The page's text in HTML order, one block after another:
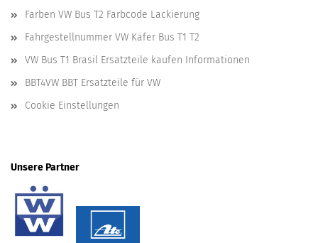
Farben VW Bus T2 Farbcode Lackierung
Fahrgestellnummer VW Käfer Bus T1 T2
VW Bus T1 Brasil Ersatzteile kaufen Informationen
BBT4VW BBT Ersatzteile für VW
Cookie Einstellungen
Unsere Partner